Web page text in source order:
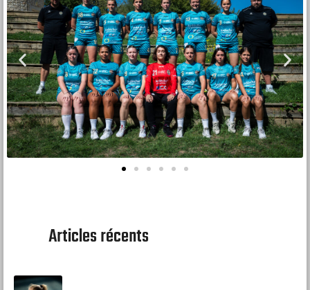
Articles récents